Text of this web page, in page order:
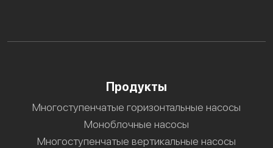
Продукты
Многоступенчатые горизонтальные насосы
Моноблочные насосы
Многоступенчатые вертикальные насосы